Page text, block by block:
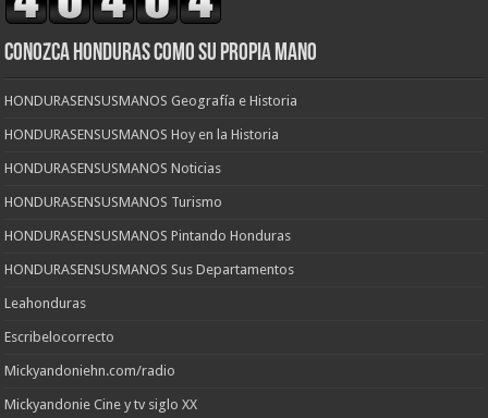
CONOZCA HONDURAS COMO SU PROPIA MANO
HONDURASENSUSMANOS Geografía e Historia
HONDURASENSUSMANOS Hoy en la Historia
HONDURASENSUSMANOS Noticias
HONDURASENSUSMANOS Turismo
HONDURASENSUSMANOS Pintando Honduras
HONDURASENSUSMANOS Sus Departamentos
Leahonduras
Escribelocorrecto
Mickyandoniehn.com/radio
Mickyandonie Cine y tv siglo XX